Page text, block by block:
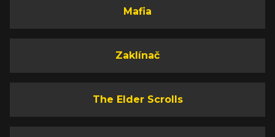
Mafia
Zaklínač
The Elder Scrolls